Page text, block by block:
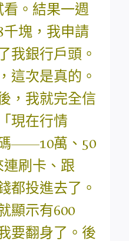
。結果一週
塊，我申請
我銀行戶頭。
這次是真的。
，我就完全信
現在行情
——10萬、50
連刷卡、跟
都投進去了。
顯示有600
要翻身了。後